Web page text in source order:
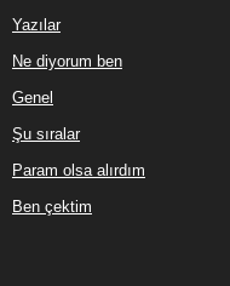
Yazılar
Ne diyorum ben
Genel
Şu sıralar
Param olsa alırdım
Ben çektim